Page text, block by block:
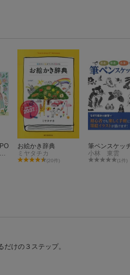
お絵かき辞典
ミヤタチカ
(20件)
筆ペンスケッ
小林 東雲
(1件)
けの３ステップ。